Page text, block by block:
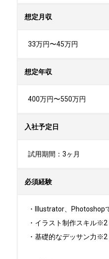
想定月収
33万円〜45万円
想定年収
400万円〜550万円
入社予定日
試用期間：3ヶ月
必須経験
・Illustrator、
・イラスト制作スキル※2
・基礎的なデッサン力※2